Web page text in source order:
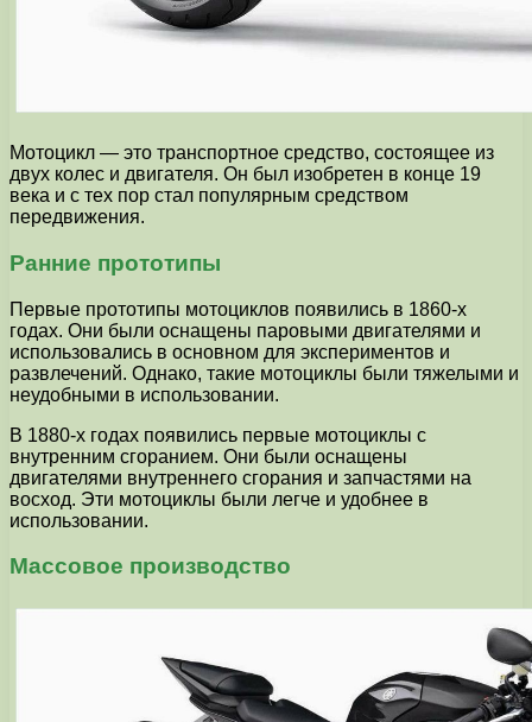
Мотоцикл — это транспортное средство, состоящее из
двух колес и двигателя. Он был изобретен в конце 19
века и с тех пор стал популярным средством
передвижения.
Ранние прототипы
Первые прототипы мотоциклов появились в 1860-х
годах. Они были оснащены паровыми двигателями и
использовались в основном для экспериментов и
развлечений. Однако, такие мотоциклы были тяжелыми и
неудобными в использовании.
В 1880-х годах появились первые мотоциклы с
внутренним сгоранием. Они были оснащены
двигателями внутреннего сгорания и запчастями на
восход. Эти мотоциклы были легче и удобнее в
использовании.
Массовое производство